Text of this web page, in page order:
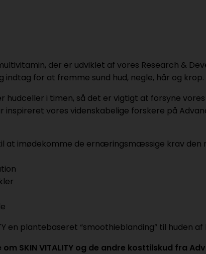
der er udviklet af vores Research &
for at fremme sund hud, negle, hår og krop.
hudceller i timen, så det er vigtigt at forsyne
vores videnskabelige forskere på
at imødekomme de ernæringsmæssige krav
en plantebaseret “smoothieblanding” til
SKIN VITALITY og de andre kosttilskud fra